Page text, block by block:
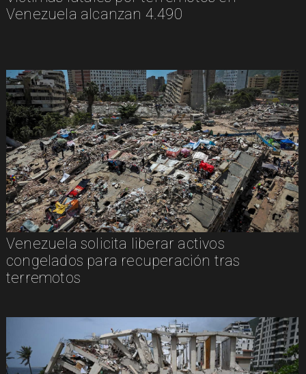
Venezuela alcanzan 4.490
Venezuela solicita liberar activos
congelados para recuperación tras
terremotos